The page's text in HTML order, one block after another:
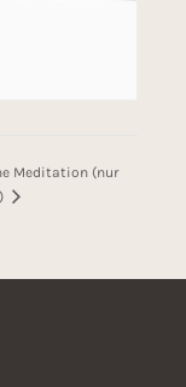
Meditation (nur